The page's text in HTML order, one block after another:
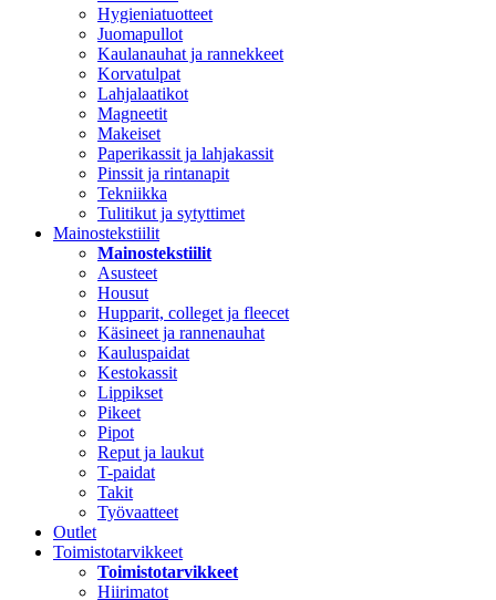
Hygieniatuotteet
Juomapullot
Kaulanauhat ja rannekkeet
Korvatulpat
Lahjalaatikot
Magneetit
Makeiset
Paperikassit ja lahjakassit
Pinssit ja rintanapit
Tekniikka
Tulitikut ja sytyttimet
Mainostekstiilit
Mainostekstiilit
Asusteet
Housut
Hupparit, colleget ja fleecet
Käsineet ja rannenauhat
Kauluspaidat
Kestokassit
Lippikset
Pikeet
Pipot
Reput ja laukut
T-paidat
Takit
Työvaatteet
Outlet
Toimistotarvikkeet
Toimistotarvikkeet
Hiirimatot